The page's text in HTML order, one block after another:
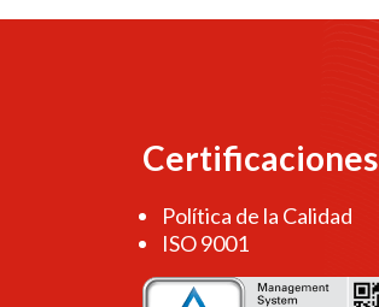
Certificaciones
Política de la Calidad
ISO 9001